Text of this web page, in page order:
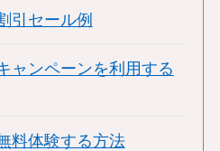
引セール例
ャンペーンを利用する
料体験する方法